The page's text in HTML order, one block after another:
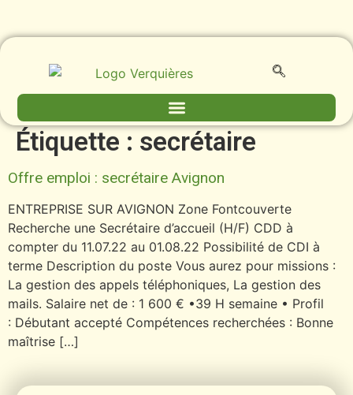
Étiquette : secrétaire
Offre emploi : secrétaire Avignon
ENTREPRISE SUR AVIGNON Zone Fontcouverte
Recherche une Secrétaire d’accueil (H/F) CDD à
compter du 11.07.22 au 01.08.22 Possibilité de CDI à
terme Description du poste Vous aurez pour missions :
La gestion des appels téléphoniques, La gestion des
mails. Salaire net de : 1 600 € •39 H semaine • Profil
: Débutant accepté Compétences recherchées : Bonne
maîtrise […]